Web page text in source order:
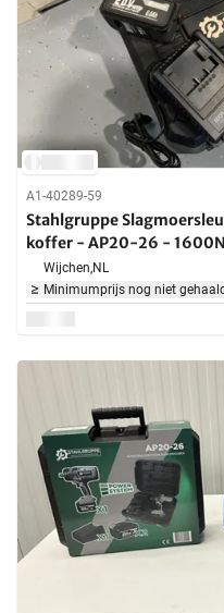
A1-40289-59
Stahlgruppe
koffer - AP20-26 -
Wijchen,NL
Minimumprijs nog niet gehaald